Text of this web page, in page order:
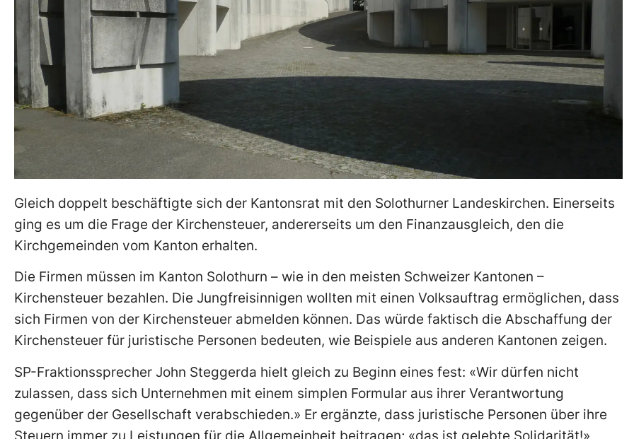
Gleich doppelt beschäftigte sich der Kantonsrat mit den Solothurner Landeskirchen. Einerseits
ging es um die Frage der Kirchensteuer, andererseits um den Finanzausgleich, den die
Kirchgemeinden vom Kanton erhalten.
Die Firmen müssen im Kanton Solothurn – wie in den meisten Schweizer Kantonen –
Kirchensteuer bezahlen. Die Jungfreisinnigen wollten mit einen Volksauftrag ermöglichen, dass
sich Firmen von der Kirchensteuer abmelden können. Das würde faktisch die Abschaffung der
Kirchensteuer für juristische Personen bedeuten, wie Beispiele aus anderen Kantonen zeigen.
SP-Fraktionssprecher John Steggerda hielt gleich zu Beginn eines fest: «Wir dürfen nicht
zulassen, dass sich Unternehmen mit einem simplen Formular aus ihrer Verantwortung
gegenüber der Gesellschaft verabschieden.» Er ergänzte, dass juristische Personen über ihre
Steuern immer zu Leistungen für die Allgemeinheit beitragen; «das ist gelebte Solidarität!»